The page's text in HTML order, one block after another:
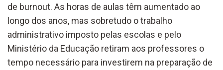
de burnout. As horas de aulas têm aumentado ao
longo dos anos, mas sobretudo o trabalho
administrativo imposto pelas escolas e pelo
Ministério da Educação retiram aos professores o
tempo necessário para investirem na preparação de